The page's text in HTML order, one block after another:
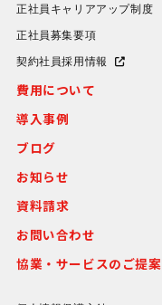
正社員キャリアアップ制度
正社員募集要項
契約社員採用情報
費用について
導入事例
ブログ
お知らせ
資料請求
お問い合わせ
協業・サービスのご提案